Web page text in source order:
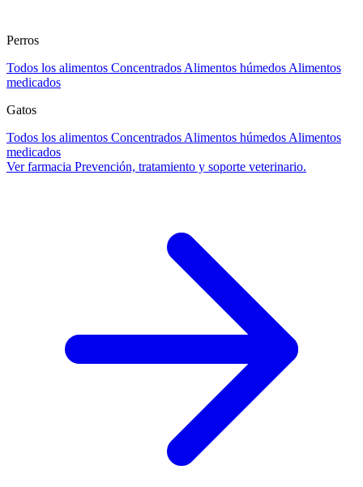
Perros
Todos los alimentos Concentrados Alimentos húmedos Alimentos
medicados
Gatos
Todos los alimentos Concentrados Alimentos húmedos Alimentos
medicados
Ver farmacia Prevención, tratamiento y soporte veterinario.